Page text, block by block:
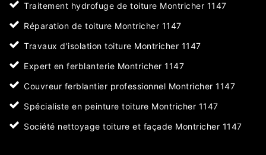
Traitement hydrofuge de toiture Montricher 1147
Réparation de toiture Montricher 1147
Travaux d'isolation toiture Montricher 1147
Expert en ferblanterie Montricher 1147
Couvreur ferblantier professionnel Montricher 1147
Spécialiste en peinture toiture Montricher 1147
Société nettoyage toiture et façade Montricher 1147